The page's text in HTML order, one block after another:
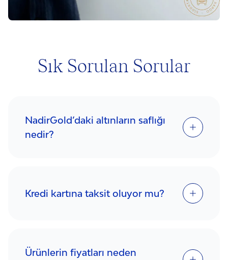
Sık Sorulan Sorular
NadirGold’daki altınların saflığı
nedir?
Kredi kartına taksit oluyor mu?
Ürünlerin fiyatları neden